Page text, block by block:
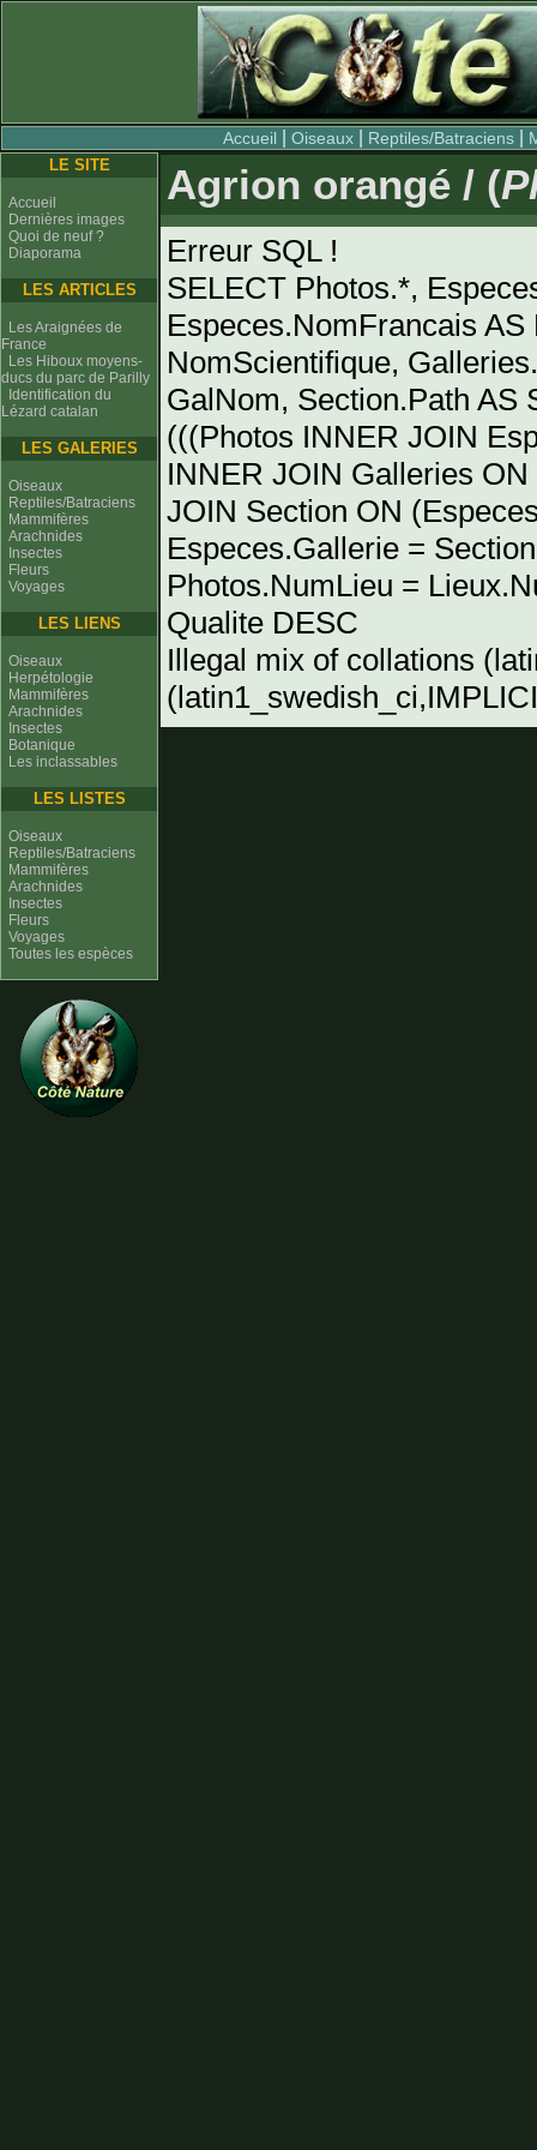
Accueil |Oiseaux Reptiles/Batraciens
LE SITE
Accueil
Dernières images
Quoi de neuf ?
Diaporama
LES ARTICLES
Les Araignées de
France
Les Hiboux moyens-
ducs du parc de Parilly
Identification du
Lézard catalan
LES GALERIES
Oiseaux
Reptiles/Batraciens
Mammifères
Arachnides
Insectes
Fleurs
Voyages
LES LIENS
Oiseaux
Herpétologie
Mammifères
Arachnides
Insectes
Botanique
Les inclassables
LES LISTES
Oiseaux
Reptiles/Batraciens
Mammifères
Arachnides
Insectes
Fleurs
Voyages
Toutes les espèces
Agrion orangé / (
Erreur SQL !
SELECT Photos.*,
Especes.NomFrancais
NomScientifique,
GalNom, Section.Path AS
(((Photos INNER JOIN
INNER JOIN Galleries
JOIN Section ON
Especes.Gallerie =
Photos.NumLieu =
Qualite DESC
Illegal mix of collations